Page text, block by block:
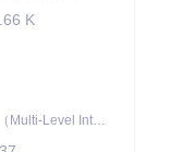
K
AscendNPU-IR是基于MLIR（Multi-Level Intermediate Representation）构建的，面向昇腾亲和算子编译时使用的中间表示，提供昇腾完备表达能力，通过编译优化提升昇腾AI处理器计算效率，支持通过生态框架使能昇腾AI处理器与深度调优